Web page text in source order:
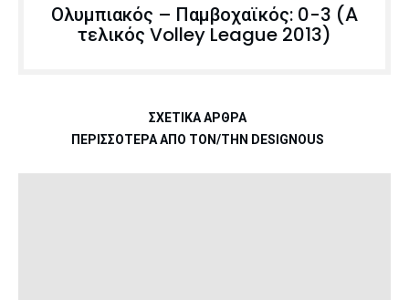
Ολυμπιακός – Παμβοχαϊκός: 0-3 (Α
τελικός Volley League 2013)
ΣΧΕΤΙΚΆ ΆΡΘΡΑ
ΠΕΡΙΣΣΌΤΕΡΑ ΑΠΌ ΤΟΝ/ΤΗΝ DESIGNOUS